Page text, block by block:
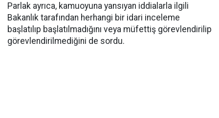
Parlak ayrıca, kamuoyuna yansıyan iddialarla ilgili
Bakanlık tarafından herhangi bir idari inceleme
başlatılıp başlatılmadığını veya müfettiş görevlendirilip
görevlendirilmediğini de sordu.